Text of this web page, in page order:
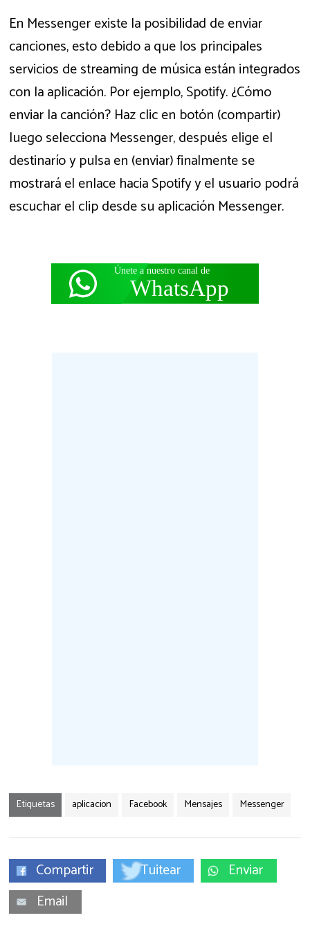
En Messenger existe la posibilidad de enviar
canciones, esto debido a que los principales
servicios de streaming de música están integrados
con la aplicación. Por ejemplo, Spotify. ¿Cómo
enviar la canción? Haz clic en botón (compartir)
luego selecciona Messenger, después elige el
destinarío y pulsa en (enviar) finalmente se
mostrará el enlace hacia Spotify y el usuario podrá
escuchar el clip desde su aplicación Messenger.
Etiquetas aplicacion Facebook Mensajes Messenger
Compartir Tuitear
Enviar
Email